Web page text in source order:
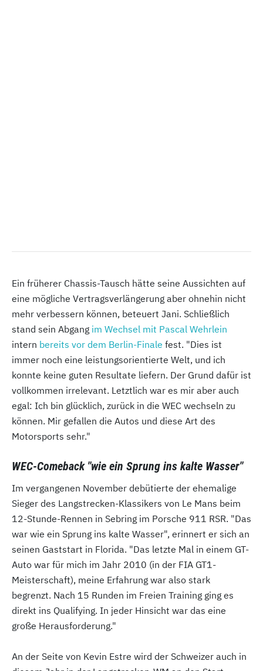
Ein früherer Chassis-Tausch hätte seine Aussichten auf
eine mögliche Vertragsverlängerung aber ohnehin nicht
mehr verbessern können, beteuert Jani. Schließlich
stand sein Abgang im Wechsel mit Pascal Wehrlein
intern bereits vor dem Berlin-Finale fest. "Dies ist
immer noch eine leistungsorientierte Welt, und ich
konnte keine guten Resultate liefern. Der Grund dafür ist
vollkommen irrelevant. Letztlich war es mir aber auch
egal: Ich bin glücklich, zurück in die WEC wechseln zu
können. Mir gefallen die Autos und diese Art des
Motorsports sehr."
WEC-Comeback "wie ein Sprung ins kalte Wasser"
Im vergangenen November debütierte der ehemalige
Sieger des Langstrecken-Klassikers von Le Mans beim
12-Stunde-Rennen in Sebring im Porsche 911 RSR. "Das
war wie ein Sprung ins kalte Wasser", erinnert er sich an
seinen Gaststart in Florida. "Das letzte Mal in einem GT-
Auto war für mich im Jahr 2010 (in der FIA GT1-
Meisterschaft), meine Erfahrung war also stark
begrenzt. Nach 15 Runden im Freien Training ging es
direkt ins Qualifying. In jeder Hinsicht war das eine
große Herausforderung."
An der Seite von Kevin Estre wird der Schweizer auch in